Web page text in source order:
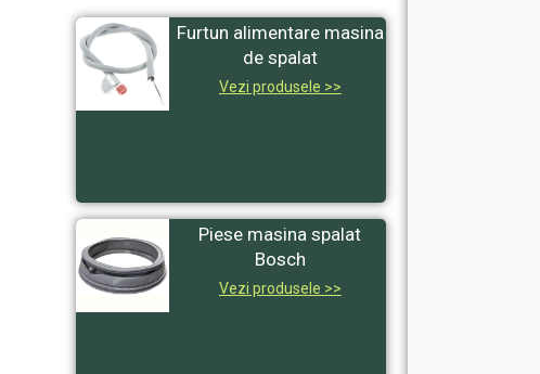
Furtun alimentare masina
de spalat
Vezi produsele >>
Piese masina spalat
Bosch
Vezi produsele >>